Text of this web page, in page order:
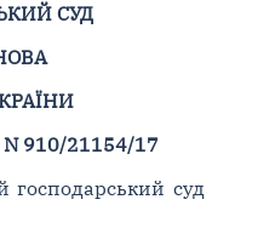
СУД
N 910/21154/17
господарський суд